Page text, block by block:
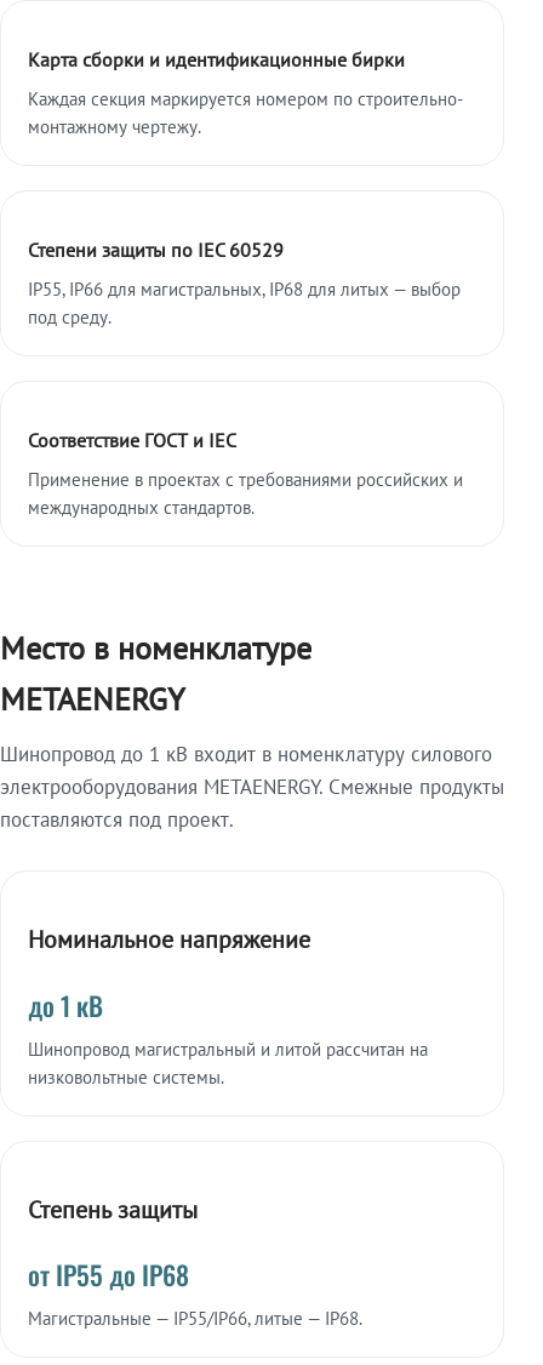
Карта сборки и идентификационные бирки
Каждая секция маркируется номером по строительно-
монтажному чертежу.
Степени защиты по IEC 60529
IP55, IP66 для магистральных, IP68 для литых — выбор
под среду.
Соответствие ГОСТ и IEC
Применение в проектах с требованиями российских и
международных стандартов.
Место в номенклатуре
METAENERGY
Шинопровод до 1 кВ входит в номенклатуру силового
электрооборудования METAENERGY. Смежные продукты
поставляются под проект.
Номинальное напряжение
до 1 кВ
Шинопровод магистральный и литой рассчитан на
низковольтные системы.
Степень защиты
от IP55 до IP68
Магистральные — IP55/IP66, литые — IP68.